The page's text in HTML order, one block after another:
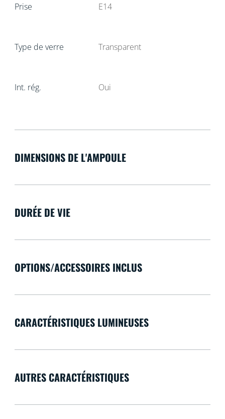
Prise E14
Type de verre Transparent
Int. rég. Oui
DIMENSIONS DE L'AMPOULE
DURÉE DE VIE
OPTIONS/ACCESSOIRES INCLUS
CARACTÉRISTIQUES LUMINEUSES
AUTRES CARACTÉRISTIQUES